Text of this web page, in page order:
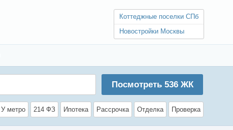
Коттеджные поселки СПб
Новостройки Москвы
Посмотреть 536ЖК
У метро 214 ФЗ Ипотека Рассрочка Отделка Проверка